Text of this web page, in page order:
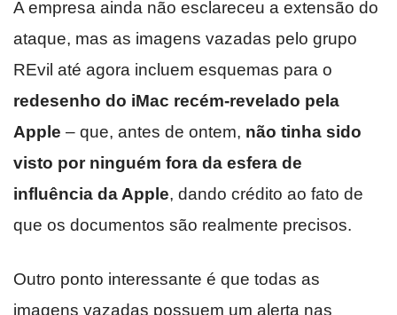
A empresa ainda não esclareceu a extensão do
ataque, mas as imagens vazadas pelo grupo
REvil até agora incluem esquemas para o
redesenho do iMac recém-revelado pela
Apple – que, antes de ontem, não tinha sido
visto por ninguém fora da esfera de
influência da Apple, dando crédito ao fato de
que os documentos são realmente precisos.
Outro ponto interessante é que todas as
imagens vazadas possuem um alerta nas